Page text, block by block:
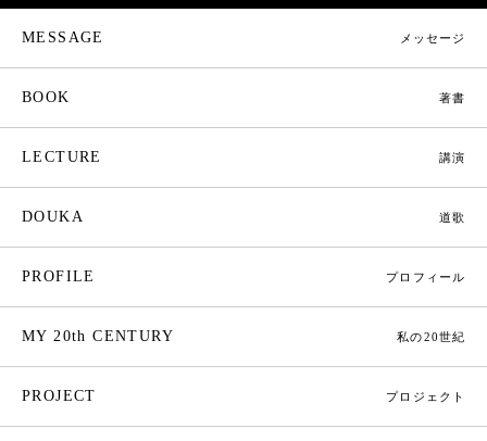
MESSAGE メッセージ
BOOK 著書
LECTURE 講演
DOUKA 道歌
PROFILE プロフィール
MY 20th CENTURY 私の20世紀
PROJECT プロジェクト